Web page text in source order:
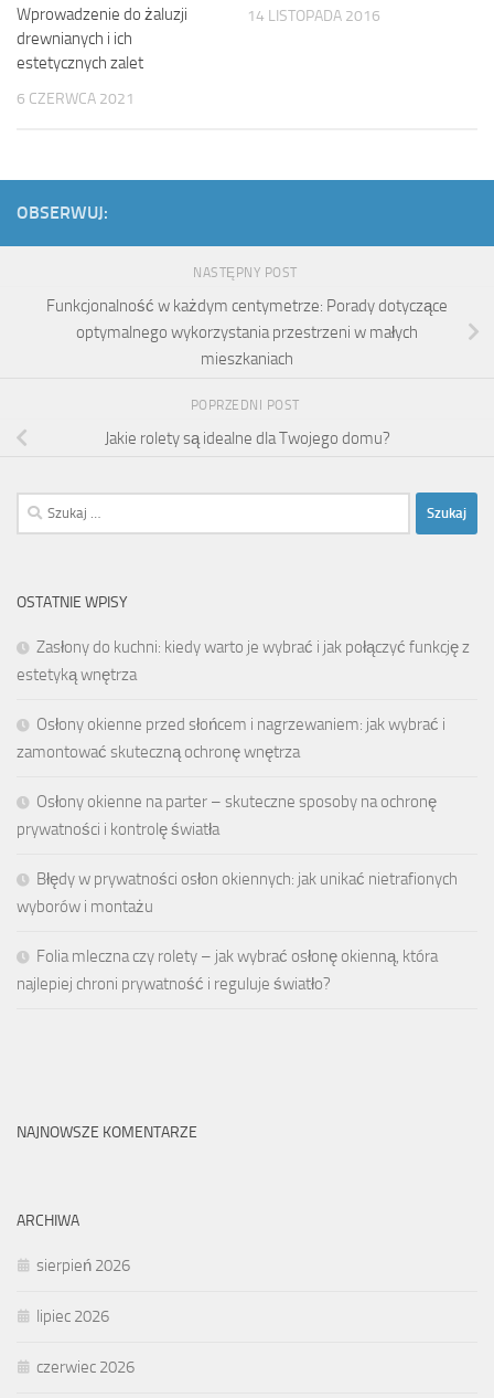
Wprowadzenie do żaluzji
drewnianych i ich
estetycznych zalet
6 CZERWCA 2021
14 LISTOPADA 2016
OBSERWUJ:
NASTĘPNY POST
Funkcjonalność w każdym centymetrze: Porady dotyczące
optymalnego wykorzystania przestrzeni w małych
mieszkaniach
POPRZEDNI POST
Jakie rolety są idealne dla Twojego domu?
Szukaj:
OSTATNIE WPISY
Zasłony do kuchni: kiedy warto je wybrać i jak połączyć funkcję z
estetyką wnętrza
Osłony okienne przed słońcem i nagrzewaniem: jak wybrać i
zamontować skuteczną ochronę wnętrza
Osłony okienne na parter – skuteczne sposoby na ochronę
prywatności i kontrolę światła
Błędy w prywatności osłon okiennych: jak unikać nietrafionych
wyborów i montażu
Folia mleczna czy rolety – jak wybrać osłonę okienną, która
najlepiej chroni prywatność i reguluje światło?
NAJNOWSZE KOMENTARZE
ARCHIWA
sierpień 2026
lipiec 2026
czerwiec 2026